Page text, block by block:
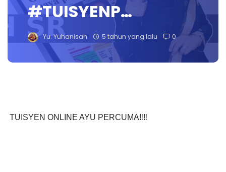
#TUISYENP…
Yu. Yuhanisah 5 tahun yang lalu 0
TUISYEN ONLINE AYU PERCUMA‼️‼️